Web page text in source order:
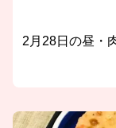
2月28日の昼・